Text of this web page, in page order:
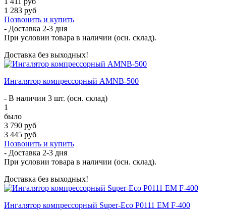
1 283 руб
Позвонить и купить
- Доставка 2-3 дня
При условии товара в наличии (осн. склад).
Доставка без выходных!
Ингалятор компрессорный AMNB-500
- В наличии 3 шт. (осн. склад)
1
было
3 790 руб
3 445 руб
Позвонить и купить
- Доставка 2-3 дня
При условии товара в наличии (осн. склад).
Доставка без выходных!
Ингалятор компрессорный Super-Eco P0111 EM F-400